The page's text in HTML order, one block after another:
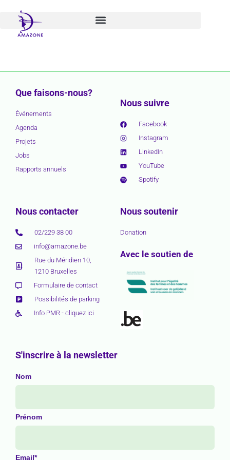
contenu
Que faisons-nous?
Événements
Agenda
Projets
Jobs
Rapports annuels
Nous suivre
Facebook
Instagram
LinkedIn
YouTube
Spotify
Nous contacter
02/229 38 00
info@amazone.be
Rue du Méridien 10,
1210 Bruxelles
Formulaire de contact
Possibilités de parking
Info PMR - cliquez ici
Nous soutenir
Donation
Avec le soutien de
S'inscrire à la newsletter
Nom
Prénom
Email*